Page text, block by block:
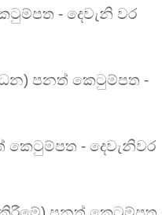
- දෙවැනි වර
පනත් කෙටුම්පත -
කෙටුම්පත - දෙවැනිවර